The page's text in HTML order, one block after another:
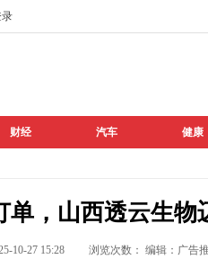
录
财经 汽车 健康
单，山西透云生物
10-27 15:28 浏览次数： 编辑：广告